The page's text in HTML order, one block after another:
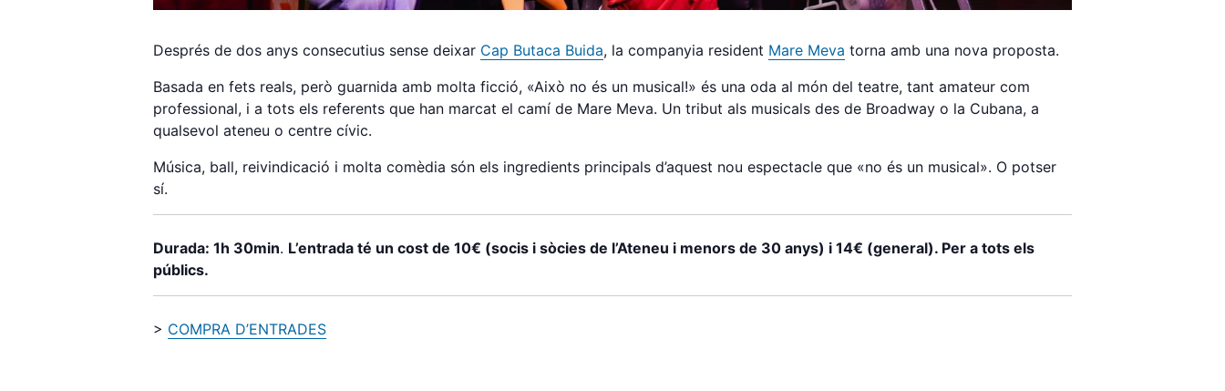
Després de dos anys consecutius sense deixar Cap Butaca Buida, la companyia resident Mare Meva torna amb una nova proposta.
Basada en fets reals, però guarnida amb molta ficció, «Això no és un musical!» és una oda al món del teatre, tant amateur com
professional, i a tots els referents que han marcat el camí de Mare Meva. Un tribut als musicals des de Broadway o la Cubana, a
qualsevol ateneu o centre cívic.
Música, ball, reivindicació i molta comèdia són els ingredients principals d’aquest nou espectacle que «no és un musical». O potser
sí.
Durada: 1h 30min. L’entrada té un cost de 10€ (socis i sòcies de l’Ateneu i menors de 30 anys) i 14€ (general). Per a tots els
públics.
> COMPRA D’ENTRADES